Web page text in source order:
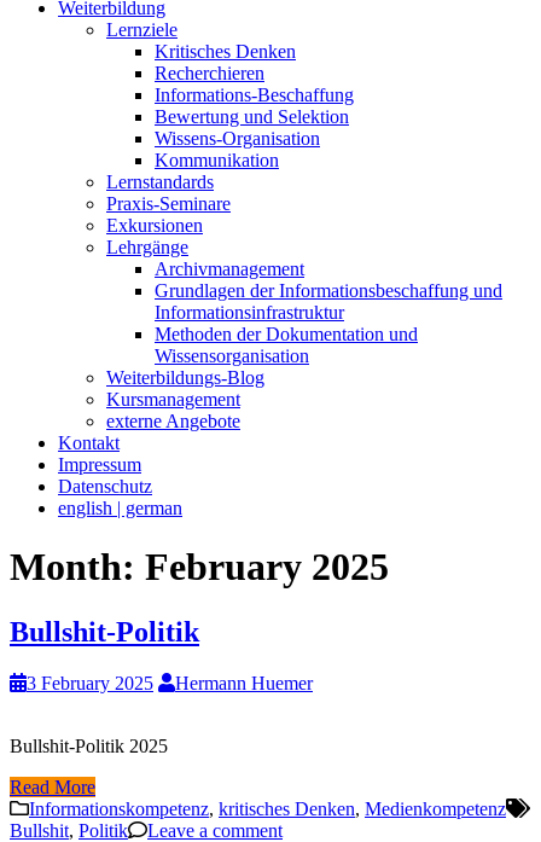
Weiterbildung
Lernziele
Kritisches Denken
Recherchieren
Informations-Beschaffung
Bewertung und Selektion
Wissens-Organisation
Kommunikation
Lernstandards
Praxis-Seminare
Exkursionen
Lehrgänge
Archivmanagement
Grundlagen der Informationsbeschaffung und
Informationsinfrastruktur
Methoden der Dokumentation und
Wissensorganisation
Weiterbildungs-Blog
Kursmanagement
externe Angebote
Kontakt
Impressum
Datenschutz
english | german
Month: February 2025
Bullshit-Politik
3 February 2025 Hermann Huemer
Bullshit-Politik 2025
Read More
Informationskompetenz, kritisches Denken, Medienkompetenz
Bullshit, Politik Leave a comment